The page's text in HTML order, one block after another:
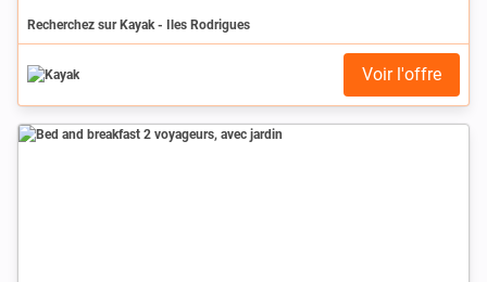
Recherchez sur Kayak - Iles Rodrigues
Voir l'offre